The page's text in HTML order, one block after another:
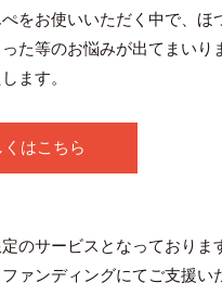
をお使いいただく中で、ほ
た等のお悩みが出てまいり
ます。
くはこちら
のサービスとなっておりま
ファンディングにてご支援い